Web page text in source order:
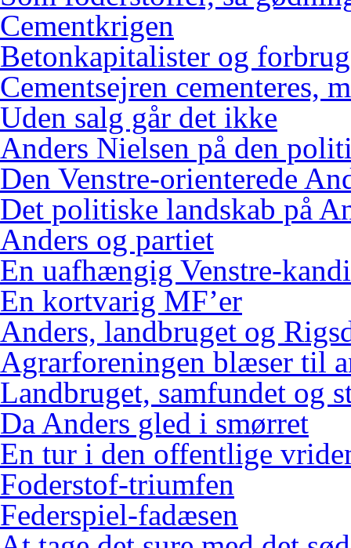
Cementkrigen
Betonkapitalister og
Cementsejren cementeres,
Uden salg går det ikke
Anders Nielsen på den
Den Venstre-orienterede
Det politiske landskab på
Anders og partiet
En uafhængig Venstre-
En kortvarig MF’er
Anders, landbruget og
Agrarforeningen blæser til
Landbruget, samfundet og
Da Anders gled i smørret
En tur i den offentlige
Foderstof-triumfen
Federspiel-fadæsen